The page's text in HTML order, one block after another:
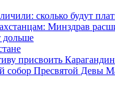
сколько будут
Минздрав
дольше
присвоить
собор Пресвятой Девы